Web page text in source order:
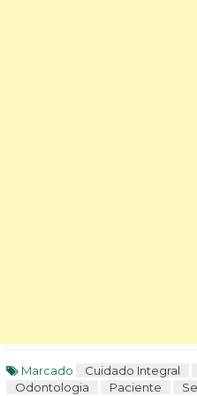
Marcado Cuidado Integral
Odontologia
Paciente